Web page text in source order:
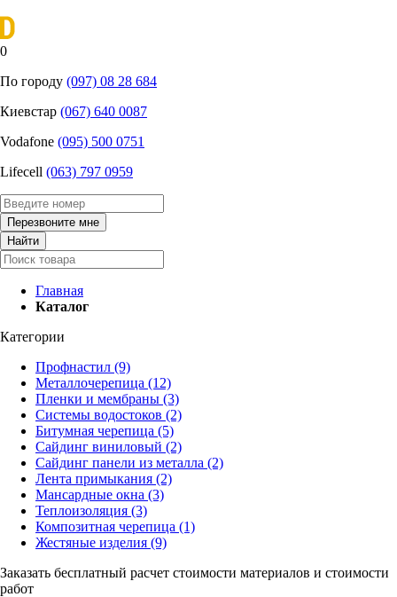
0
По городу (097) 08 28 684
Киевстар ‎(067) 640 0087
Vodafone (095) 500 0751
Lifecell (063) 797 0959
Главная
Каталог
Категории
Профнастил (9)
Металлочерепица (12)
Пленки и мембраны (3)
Системы водостоков (2)
Битумная черепица (5)
Сайдинг виниловый (2)
Сайдинг панели из металла (2)
Лента примыкания (2)
Мансардные окна (3)
Теплоизоляция (3)
Композитная черепица (1)
Жестяные изделия (9)
Заказать бесплатный расчет стоимости материалов и стоимости
работ